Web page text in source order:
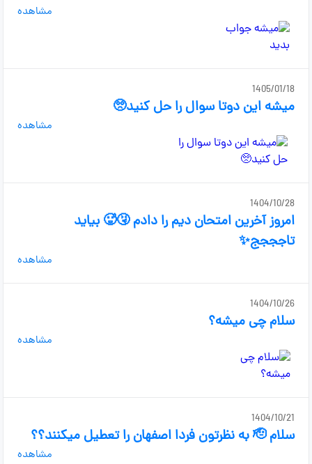
مشاهده
1405/01/18
میشه این دوتا سوال را حل کنید🥺
مشاهده
1404/10/28
امروز آخرین امتحان دیم را دادم 🤧🥵 بیاید
تاجججج✨
مشاهده
1404/10/26
سلام چی میشه؟
مشاهده
1404/10/21
سلام 🫡 به نظرتون فردا اصفهان را تعطیل میکنند؟؟
مشاهده